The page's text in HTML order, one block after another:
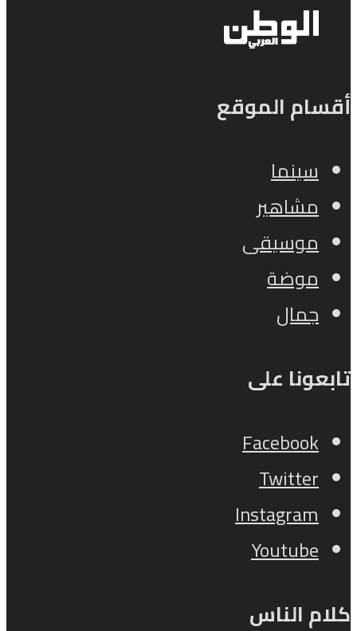
أقسام الموقع
سينما
مشاهير
موسيقى
موضة
جمال
تابعونا على
Facebook
Twitter
Instagram
Youtube
كلام الناس